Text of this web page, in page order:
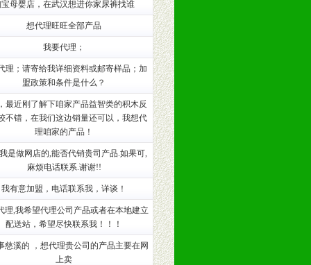
（包括POP、彩页、手提袋、易
趋势与流行。
营养建康知识。为经销商、分销商
母婴店，在武汉想进你家尿裤找谁
想代理旺旺全部产品
我要代理；
理；请寄给我详细资料或邮寄样品；加
盟政策和条件是什么？
最近刚了解下咱家产品益智类的积木反
不错，在我们这边销量还可以，我想代
理咱家的产品！
是做网店的,能否代销贵司产品.如果可,
麻烦电话联系.谢谢!!
我有意加盟，电话联系我，详谈！
理,我希望代理公司产品或者在本地建立
配送站，希望尽快联系我！！！
慈溪的 ，想代理贵公司的产品主要在网
上卖